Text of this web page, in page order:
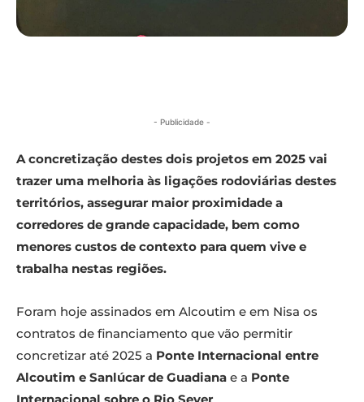
- Publicidade -
A concretização destes dois projetos em 2025 vai
trazer uma melhoria às ligações rodoviárias destes
territórios, assegurar maior proximidade a
corredores de grande capacidade, bem como
menores custos de contexto para quem vive e
trabalha nestas regiões.
Foram hoje assinados em Alcoutim e em Nisa os
contratos de financiamento que vão permitir
concretizar até 2025 a Ponte Internacional entre
Alcoutim e Sanlúcar de Guadiana e a Ponte